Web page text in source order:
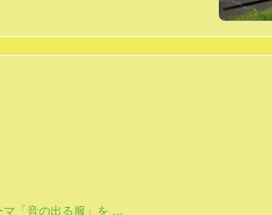
「音の出る服」を ...